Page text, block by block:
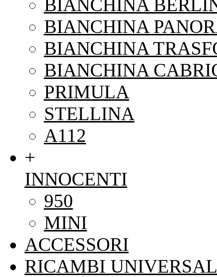
BIANCHINA
BIANCHINA
BIANCHINA
BIANCHINA
PRIMULA
STELLINA
A112
+
INNOCENTI
950
MINI
ACCESSORI
RICAMBI